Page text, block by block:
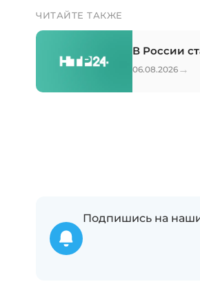
ЧИТАЙТЕ ТАКЖЕ
В России
06.08.2026 →
Подпишись на